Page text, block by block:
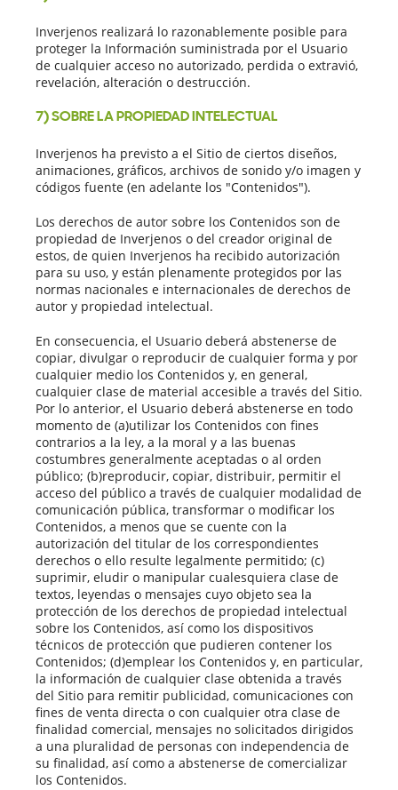
Inverjenos realizará lo razonablemente posible para
proteger la Información suministrada por el Usuario
de cualquier acceso no autorizado, perdida o extravió,
revelación, alteración o destrucción.
7) SOBRE LA PROPIEDAD INTELECTUAL
Inverjenos ha previsto a el Sitio de ciertos diseños,
animaciones, gráficos, archivos de sonido y/o imagen y
códigos fuente (en adelante los "Contenidos").
Los derechos de autor sobre los Contenidos son de
propiedad de Inverjenos o del creador original de
estos, de quien Inverjenos ha recibido autorización
para su uso, y están plenamente protegidos por las
normas nacionales e internacionales de derechos de
autor y propiedad intelectual.
En consecuencia, el Usuario deberá abstenerse de
copiar, divulgar o reproducir de cualquier forma y por
cualquier medio los Contenidos y, en general,
cualquier clase de material accesible a través del Sitio.
Por lo anterior, el Usuario deberá abstenerse en todo
momento de (a)utilizar los Contenidos con fines
contrarios a la ley, a la moral y a las buenas
costumbres generalmente aceptadas o al orden
público; (b)reproducir, copiar, distribuir, permitir el
acceso del público a través de cualquier modalidad de
comunicación pública, transformar o modificar los
Contenidos, a menos que se cuente con la
autorización del titular de los correspondientes
derechos o ello resulte legalmente permitido; (c)
suprimir, eludir o manipular cualesquiera clase de
textos, leyendas o mensajes cuyo objeto sea la
protección de los derechos de propiedad intelectual
sobre los Contenidos, así como los dispositivos
técnicos de protección que pudieren contener los
Contenidos; (d)emplear los Contenidos y, en particular,
la información de cualquier clase obtenida a través
del Sitio para remitir publicidad, comunicaciones con
fines de venta directa o con cualquier otra clase de
finalidad comercial, mensajes no solicitados dirigidos
a una pluralidad de personas con independencia de
su finalidad, así como a abstenerse de comercializar
los Contenidos.